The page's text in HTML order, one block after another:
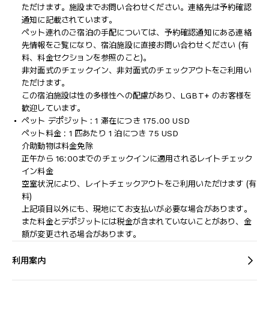
ただけます。施設までお問い合わせください。連絡先は予約確認
通知に記載されています。
ペット連れのご宿泊の手配については、予約確認通知にある連絡
先情報をご覧になり、宿泊施設に直接お問い合わせください (有
料、料金セクションを参照のこと)。
非対面式のチェックイン、非対面式のチェックアウトをご利用い
ただけます。
この宿泊施設は性の多様性への配慮があり、LGBT+ のお客様を
歓迎しています。
ペット デポジット : 1 滞在につき 175.00 USD
ペット料金 : 1 匹あたり 1 泊につき 75 USD
介助動物は料金免除
正午から 16:00までのチェックインに適用されるレイトチェック
イン料金
空室状況により、レイトチェックアウトをご利用いただけます (有
料)
上記項目以外にも、現地にてお支払いが必要な場合があります。
また料金とデポジットには税金が含まれていないことがあり、金
額が変更される場合があります。
利用案内